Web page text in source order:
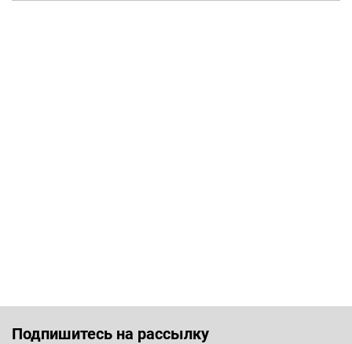
Подпишитесь на рассылку